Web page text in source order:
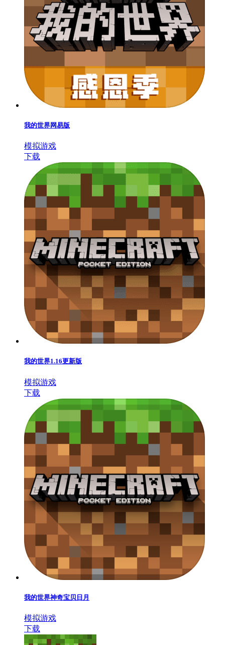
我的世界网易版
模拟游戏
下载
我的世界1.16更新版
模拟游戏
下载
我的世界神奇宝贝日月
模拟游戏
下载